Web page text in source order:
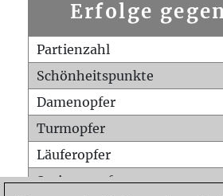
Erfolge
Partienzahl
Schönheitspunkte
Damenopfer
Turmopfer
Läuferopfer
Springeropfer